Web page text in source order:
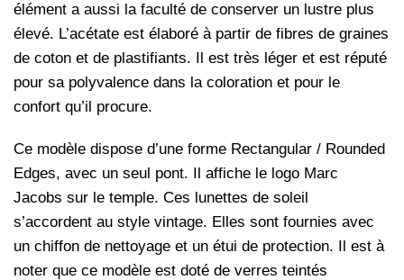
élément a aussi la faculté de conserver un lustre plus
élevé. L’acétate est élaboré à partir de fibres de graines
de coton et de plastifiants. Il est très léger et est réputé
pour sa polyvalence dans la coloration et pour le
confort qu’il procure.
Ce modèle dispose d’une forme Rectangular / Rounded
Edges, avec un seul pont. Il affiche le logo Marc
Jacobs sur le temple. Ces lunettes de soleil
s’accordent au style vintage. Elles sont fournies avec
un chiffon de nettoyage et un étui de protection. Il est à
noter que ce modèle est doté de verres teintés